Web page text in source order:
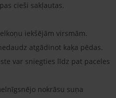
cieši sakļautas.
iekšējām virsmām.
atgādinot kaķa pēdas.
var sniegties līdz pat paceles
nokrāsu suņa